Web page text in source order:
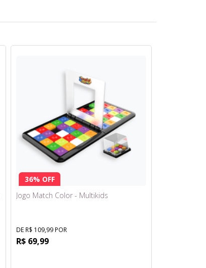
36% OFF
Jogo Match Color - Multikids
DE R$ 109,99 POR
R$ 69,99